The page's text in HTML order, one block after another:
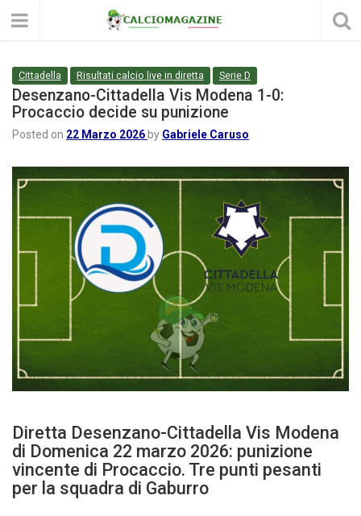
Cittadella Risultati calcio live in diretta Serie D
Desenzano-Cittadella Vis Modena 1-0:
Procaccio decide su punizione
Posted on 22 Marzo 2026 by Gabriele Caruso
Diretta Desenzano-Cittadella Vis Modena
di Domenica 22 marzo 2026: punizione
vincente di Procaccio. Tre punti pesanti
per la squadra di Gaburro